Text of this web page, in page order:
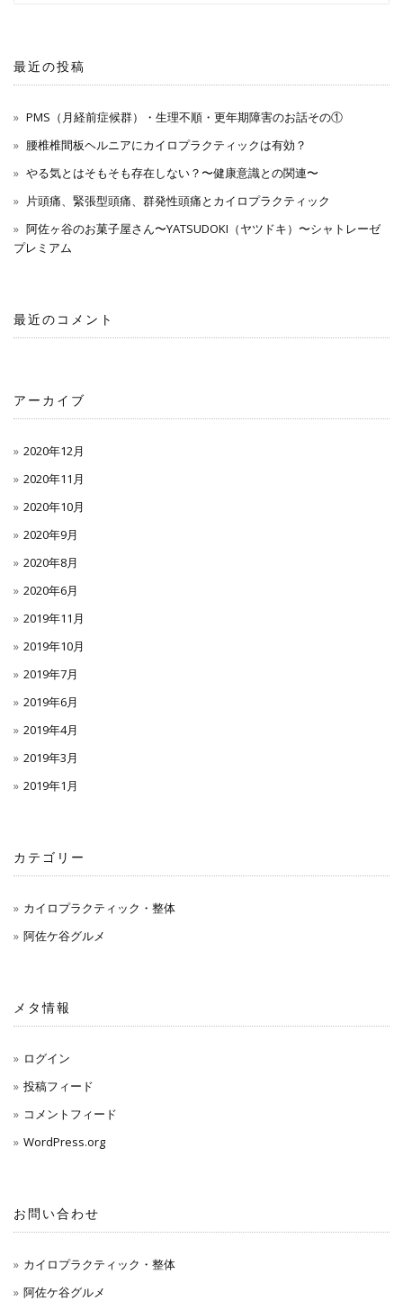
最近の投稿
PMS（月経前症候群）・生理不順・更年期障害のお話その①
腰椎椎間板ヘルニアにカイロプラクティックは有効？
やる気とはそもそも存在しない？〜健康意識との関連〜
片頭痛、緊張型頭痛、群発性頭痛とカイロプラクティック
阿佐ヶ谷のお菓子屋さん〜YATSUDOKI（ヤツドキ）〜シャトレーゼ
プレミアム
最近のコメント
アーカイブ
2020年12月
2020年11月
2020年10月
2020年9月
2020年8月
2020年6月
2019年11月
2019年10月
2019年7月
2019年6月
2019年4月
2019年3月
2019年1月
カテゴリー
カイロプラクティック・整体
阿佐ケ谷グルメ
メタ情報
ログイン
投稿フィード
コメントフィード
WordPress.org
お問い合わせ
カイロプラクティック・整体
阿佐ケ谷グルメ